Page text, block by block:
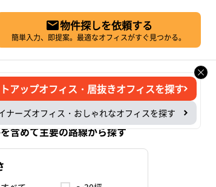
物件探しを依頼する
簡単入力、即提案。最適なオフィスがすぐ見つかる。
アップオフィス・居抜きオフィスを探す
ナーズオフィス・おしゃれなオフィスを探す
含めて主要の路線から探す